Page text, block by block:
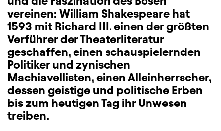
vereinen: William Shakespeare hat
1593 mit Richard III. einen der größten
Verführer der Theaterliteratur
geschaffen, einen schauspielernden
Politiker und zynischen
Machiavellisten, einen Alleinherrscher,
dessen geistige und politische Erben
bis zum heutigen Tag ihr Unwesen
treiben.